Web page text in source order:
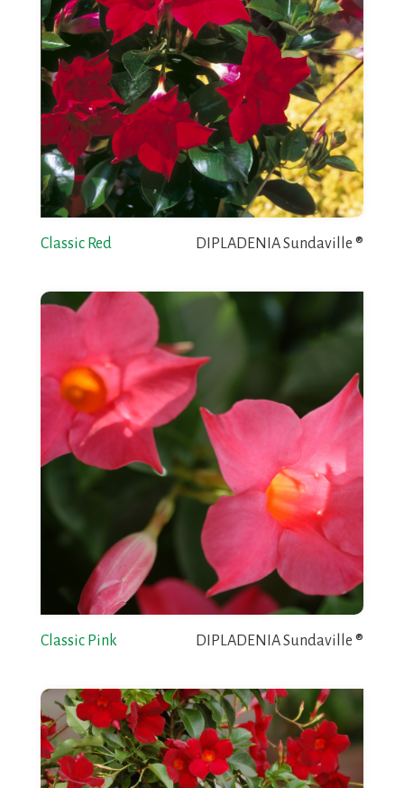
Classic Red DIPLADENIA Sundaville ®
Classic Pink DIPLADENIA Sundaville ®